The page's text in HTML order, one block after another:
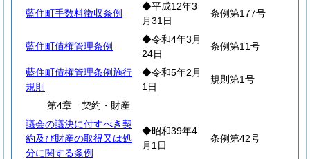
藍住町手数料徴収条例
◆平成12年3
月31日
条例第177号
藍住町債権管理条例
◆令和4年3月
24日
条例第11号
藍住町債権管理条例施行
規則
◆令和5年2月
1日
規則第1号
第4章 契約・財産
議会の議決に付すべき契
約及び財産の取得又は処
分に関する条例
◆昭和39年4
月1日
条例第42号